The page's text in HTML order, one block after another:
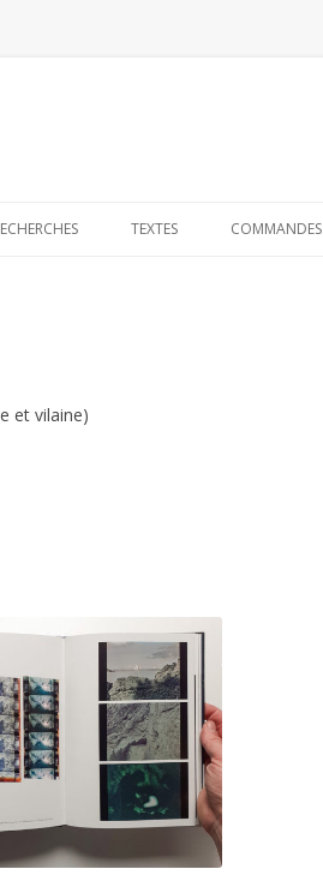
TEXTES COMMANDES
et vilaine)